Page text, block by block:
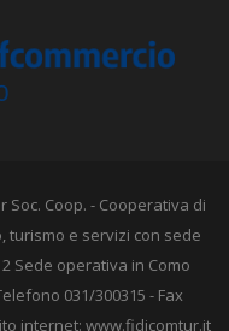
Coop. - Cooperativa di
turismo e servizi con sede
Sede operativa in Como
031/300315 - Fax
internet: www.fidicomtur.it